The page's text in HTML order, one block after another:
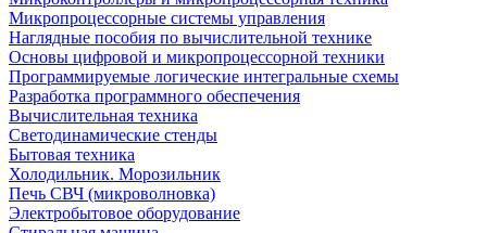
Микропроцессорные системы управления
Наглядные пособия по вычислительной технике
Основы цифровой и микропроцессорной техники
Программируемые логические интегральные схемы
Разработка программного обеспечения
Вычислительная техника
Светодинамические стенды
Бытовая техника
Холодильник. Морозильник
Печь СВЧ (микроволновка)
Электробытовое оборудование